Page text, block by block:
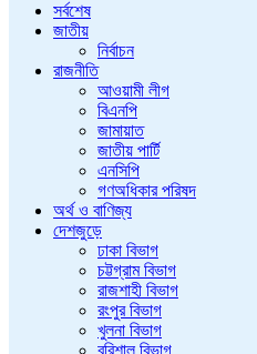
সর্বশেষ
জাতীয়
নির্বাচন
রাজনীতি
আওয়ামী লীগ
বিএনপি
জামায়াত
জাতীয় পার্টি
এনসিপি
গণঅধিকার পরিষদ
অর্থ ও বাণিজ্য
দেশজুড়ে
ঢাকা বিভাগ
চট্টগ্রাম বিভাগ
রাজশাহী বিভাগ
রংপুর বিভাগ
খুলনা বিভাগ
বরিশাল বিভাগ